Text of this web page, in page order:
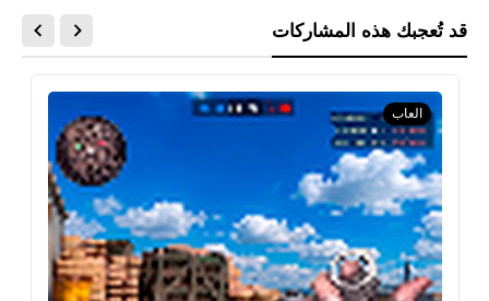
قد تُعجبك هذه المشاركات
العاب